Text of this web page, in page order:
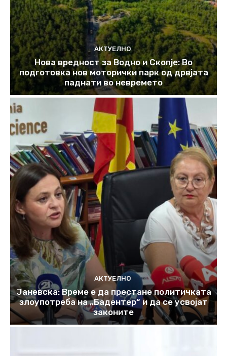
АКТУЕЛНО
Нова вредност за Водно и Скопје: Во
подготовка нов моторички парк од дрвјата
паднати во невремето
АКТУЕЛНО
Јаневска: Време е да престане политичката
злоупотреба на „Бадентер“ и да се усвојат
законите